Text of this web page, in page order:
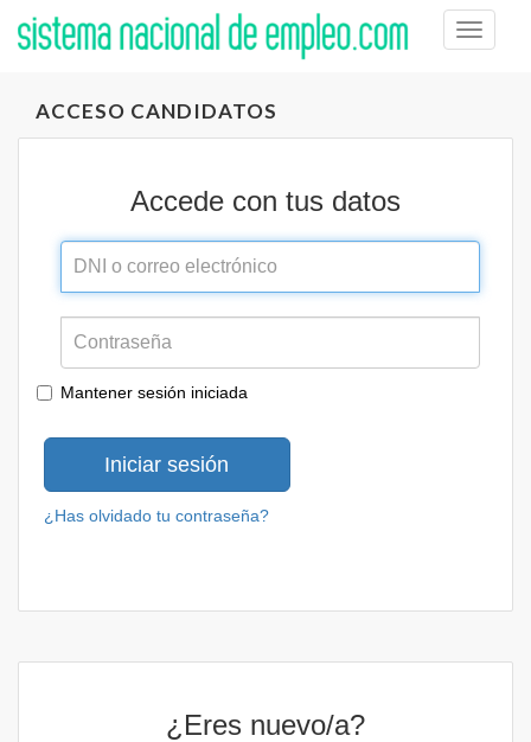
Toggle
ACCESO CANDIDATOS
Accede con tus datos
Mantener sesión iniciada
Iniciar sesión
¿Has olvidado tu contraseña?
¿Eres nuevo/a?